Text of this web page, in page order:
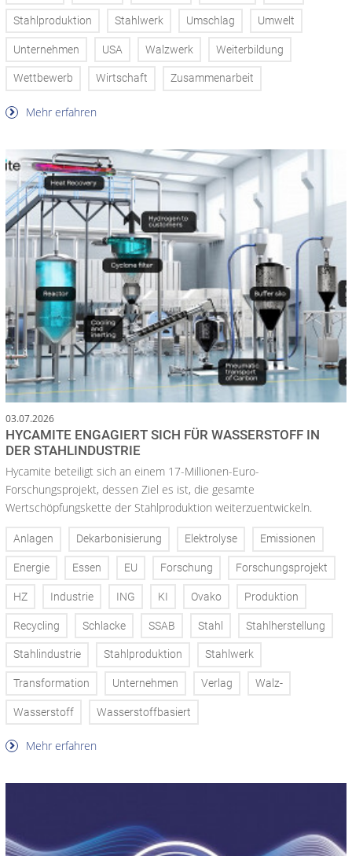
Stahlproduktion Stahlwerk Umschlag Umwelt
Unternehmen USA Walzwerk Weiterbildung
Wettbewerb Wirtschaft Zusammenarbeit
Mehr erfahren
03.07.2026
HYCAMITE ENGAGIERT SICH FÜR WASSERSTOFF IN
DER STAHLINDUSTRIE
Hycamite beteiligt sich an einem 17-Millionen-Euro-
Forschungsprojekt, dessen Ziel es ist, die gesamte
Wertschöpfungskette der Stahlproduktion weiterzuentwickeln.
Anlagen Dekarbonisierung Elektrolyse Emissionen
Energie Essen EU Forschung Forschungsprojekt
HZ Industrie ING KI Ovako Produktion
Recycling Schlacke SSAB Stahl Stahlherstellung
Stahlindustrie Stahlproduktion Stahlwerk
Transformation Unternehmen Verlag Walz-
Wasserstoff Wasserstoffbasiert
Mehr erfahren